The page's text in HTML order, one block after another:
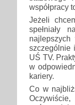
współpracy
Jeżeli
spełniały
szczególnie
UŚ TV.
w
kariery.
Co w